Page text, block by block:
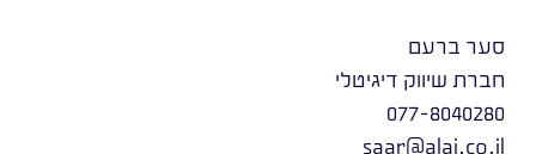
סער ברעם
חברת שיווק דיגיטלי
077-8040280
saar@alai.co.il